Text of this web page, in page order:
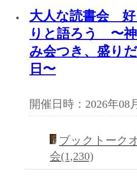
大人な読書会 好
りと語ろう 〜
み会つき、盛り
日〜
開催日時：2026年08
ブックトーク
会(1,230)